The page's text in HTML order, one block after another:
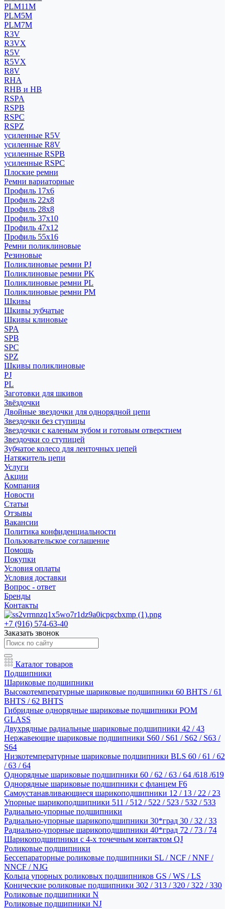
PLM11M
PLM5M
PLM7M
R3V
R3VX
R5V
R5VX
R8V
RHA
RHB и HB
RSPA
RSPB
RSPC
RSPZ
усиленные R5V
усиленные R8V
усиленные RSPB
усиленные RSPC
Плоские ремни
Ремни вариаторные
Профиль 17x6
Профиль 22x8
Профиль 28x8
Профиль 37x10
Профиль 47x12
Профиль 55x16
Ремни поликлиновые
Резиновые
Поликлиновые ремни PJ
Поликлиновые ремни PK
Поликлиновые ремни PL
Поликлиновые ремни PM
Шкивы
Шкивы зубчатые
Шкивы клиновые
SPA
SPB
SPC
SPZ
Шкивы поликлиновые
PJ
PL
Заготовки для шкивов
Звёздочки
Двойные звездочки для однорядной цепи
Звездочки без ступицы
Звездочки с каленым зубом и готовым отверстием
Звездочки со ступицей
Зубчатое колесо для ленточных цепей
Натяжитель цепи
Услуги
Акции
Компания
Новости
Статьи
Отзывы
Вакансии
Политика конфиденциальности
Пользовательское соглашение
Помощь
Покупки
Условия оплаты
Условия доставки
Вопрос - ответ
Бренды
Контакты
+7 (916) 574-63-40
Заказать звонок
Каталог товаров
Подшипники
Шариковые подшипники
Высокотемпературные шариковые подшипники 60 BHTS / 61
BHTS / 62 BHTS
Гибридные однорядные шариковые подшипники POM
GLASS
Двухрядные радиальные шариковые подшипники 42 / 43
Нержавеющие шариковые подшипники S60 / S61 / S62 / S63 /
S64
Низкотемпературные шариковые подшипники BLS 60 / 61 / 62
/ 63 / 64
Однорядные шариковые подшипники 60 / 62 / 63 / 64 /618 /619
Однорядные шариковые подшипники с фланцем F6
Самоустанавливающиеся шарикоподшипники 12 / 13 / 22 / 23
Упорные шарикоподшипники 511 / 512 / 522 / 523 / 532 / 533
Радиально-упорные подшипники
Радиально-упорные шарикоподшипники 30*град 30 / 32 / 33
Радиально-упорные шарикоподшипники 40*град 72 / 73 / 74
Шарикоподшипники с 4-х точечным контактом QJ
Роликовые подшипники
Бессепараторные роликовые подшипники SL / NCF / NNF /
NNCF / NJG
Кольца упорных роликовых подшипников GS / WS / LS
Конические роликовые подшипники 302 / 313 / 320 / 322 / 330
Роликовые подшипники N
Роликовые подшипники NJ